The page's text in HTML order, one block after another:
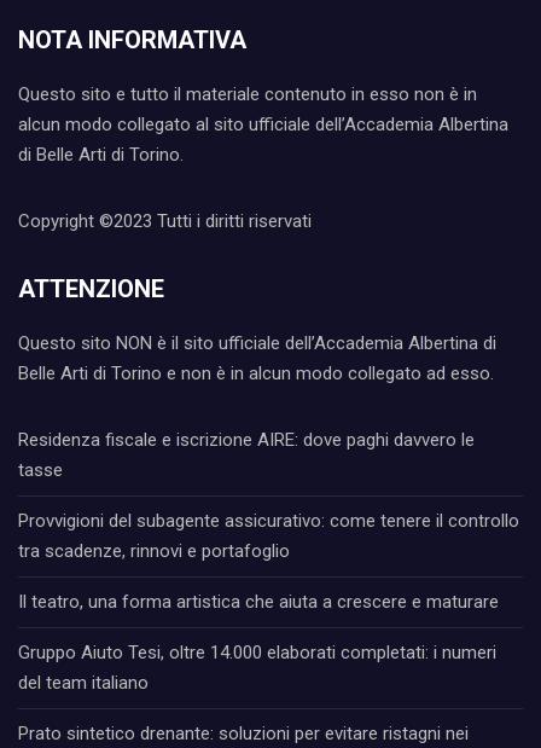
NOTA INFORMATIVA
Questo sito e tutto il materiale contenuto in esso non è in
alcun modo collegato al sito ufficiale dell’Accademia Albertina
di Belle Arti di Torino.
Copyright ©2023 Tutti i diritti riservati
ATTENZIONE
Questo sito NON è il sito ufficiale dell’Accademia Albertina di
Belle Arti di Torino e non è in alcun modo collegato ad esso.
Residenza fiscale e iscrizione AIRE: dove paghi davvero le
tasse
Provvigioni del subagente assicurativo: come tenere il controllo
tra scadenze, rinnovi e portafoglio
Il teatro, una forma artistica che aiuta a crescere e maturare
Gruppo Aiuto Tesi, oltre 14.000 elaborati completati: i numeri
del team italiano
Prato sintetico drenante: soluzioni per evitare ristagni nei